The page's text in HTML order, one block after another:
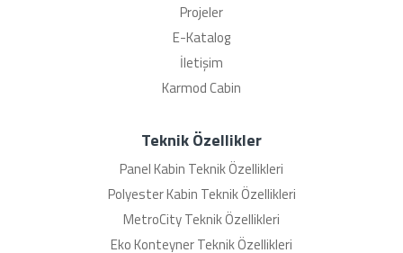
Projeler
E-Katalog
İletişim
Karmod Cabin
Teknik Özellikler
Panel Kabin Teknik Özellikleri
Polyester Kabin Teknik Özellikleri
MetroCity Teknik Özellikleri
Eko Konteyner Teknik Özellikleri